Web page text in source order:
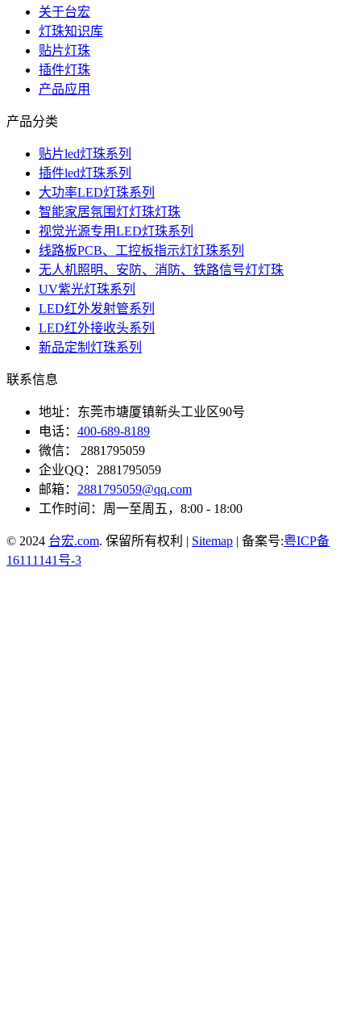
关于台宏
灯珠知识库
贴片灯珠
插件灯珠
产品应用
产品分类
贴片led灯珠系列
插件led灯珠系列
大功率LED灯珠系列
智能家居氛围灯灯珠灯珠
视觉光源专用LED灯珠系列
线路板PCB、工控板指示灯灯珠系列
无人机照明、安防、消防、铁路信号灯灯珠
UV紫光灯珠系列
LED红外发射管系列
LED红外接收头系列
新品定制灯珠系列
联系信息
地址：东莞市塘厦镇新头工业区90号
电话： 400-689-8189
微信： 2881795059
企业QQ：2881795059
邮箱： 2881795059@qq.com
工作时间：周一至周五，8:00 - 18:00
© 2024 台宏.com. 保留所有权利 | Sitemap | 备案号:粤ICP备
16111141号-3